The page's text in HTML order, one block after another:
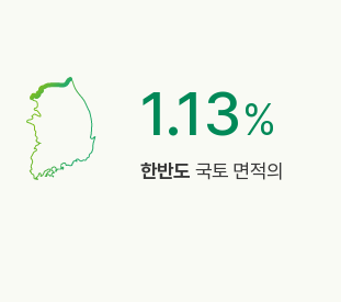
1.13%
한반도 국토 면적의